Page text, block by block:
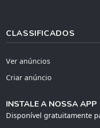
CLASSIFICADOS
Ver anúncios
Criar anúncio
INSTALE A NOSSA APP
Disponível gratuitamente